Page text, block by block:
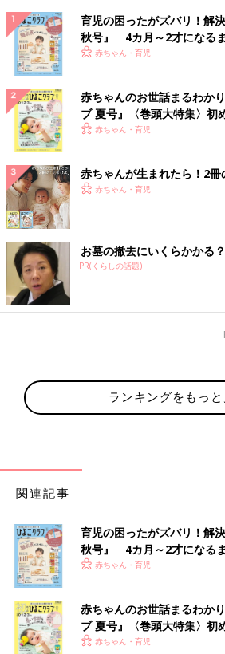
向かいました。夫も出産に立ち会うこと
3065ｇ、身長48.5cmの元気な女の子が
『無事に元気に生まれてきてくれて、あ
でいっぱいでした。
沙紀の名前は、夫の名前の漢字にある“
を選び、私の名前の漢字の“いとへん”か
た。上の子も同じような考え方で命名し
つながっていたいという意味を込めまし
しかられたお兄ちゃんをなぐさめ
沙紀ちゃんと長男は、自然の中で遊ぶことが大好き。
沙紀ちゃんは、優しくて豊かな感性をも
は言います。
「家族でキャンプに行ったとき虫さんと
でした。『虫さん、このお花あげるね』
と、話しているんです。よく絵本を読ん
育児の困ったがズバリ！解
秋号』 4カ月～2才になる
いっぱい！
赤ちゃん・育児
赤ちゃんのお世話まるわか
ブ 夏号』〈巻頭大特集〉初
く！ おっぱい・ミルクの基
赤ちゃん・育児
赤ちゃんが生まれたら！2冊
赤ちゃん・育児
お墓の撤去にいくらかかる
PR(くらしの話題)
ランキングをもっと
関連記事
育児の困ったがズバリ！解
秋号』 4カ月～2才になる
いっぱい！
赤ちゃん・育児
赤ちゃんのお世話まるわか
ブ 夏号』〈巻頭大特集〉初
く！ おっぱい・ミルクの基
赤ちゃん・育児